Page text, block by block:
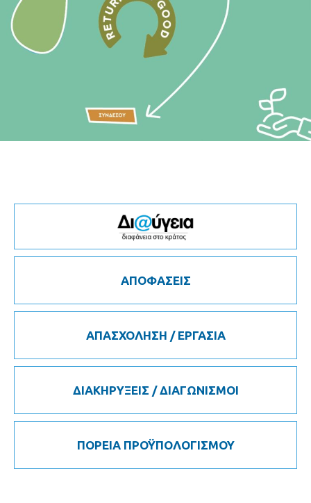
ΑΠΟΦΑΣΕΙΣ
ΑΠΑΣΧΟΛΗΣΗ / ΕΡΓΑΣΙΑ
ΔΙΑΚΗΡΥΞΕΙΣ / ΔΙΑΓΩΝΙΣΜΟΙ
ΠΟΡΕΙΑ ΠΡΟΫΠΟΛΟΓΙΣΜΟΥ